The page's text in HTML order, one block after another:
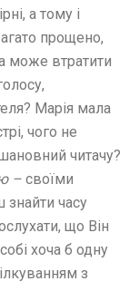
а тому і
прощено,
може втратити
Марія мала
чого не
читачу?
– своїми
часу
що Він
хоча б одну
з